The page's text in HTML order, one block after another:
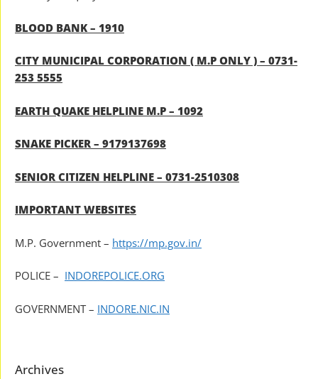
BLOOD BANK – 1910
CITY MUNICIPAL CORPORATION ( M.P ONLY ) – 0731-
253 5555
EARTH QUAKE HELPLINE M.P – 1092
SNAKE PICKER – 9179137698
SENIOR CITIZEN HELPLINE – 0731-2510308
IMPORTANT WEBSITES
M.P. Government – https://mp.gov.in/
POLICE – INDOREPOLICE.ORG
GOVERNMENT – INDORE.NIC.IN
Archives